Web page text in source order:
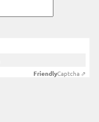
FriendlyCaptcha ⇗